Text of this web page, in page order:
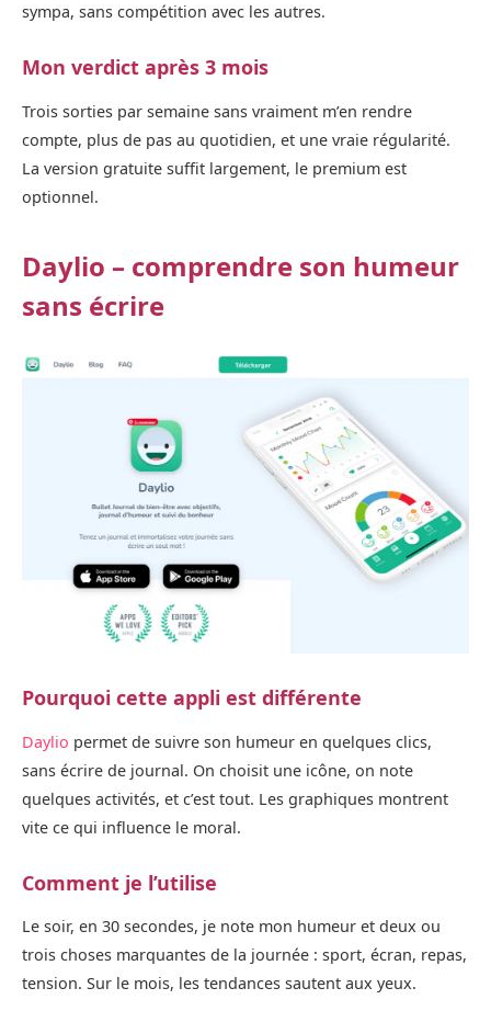
sympa, sans compétition avec les autres.
Mon verdict après 3 mois
Trois sorties par semaine sans vraiment m’en rendre
compte, plus de pas au quotidien, et une vraie régularité.
La version gratuite suffit largement, le premium est
optionnel.
Daylio – comprendre son humeur
sans écrire
Pourquoi cette appli est différente
Daylio permet de suivre son humeur en quelques clics,
sans écrire de journal. On choisit une icône, on note
quelques activités, et c’est tout. Les graphiques montrent
vite ce qui influence le moral.
Comment je l’utilise
Le soir, en 30 secondes, je note mon humeur et deux ou
trois choses marquantes de la journée : sport, écran, repas,
tension. Sur le mois, les tendances sautent aux yeux.